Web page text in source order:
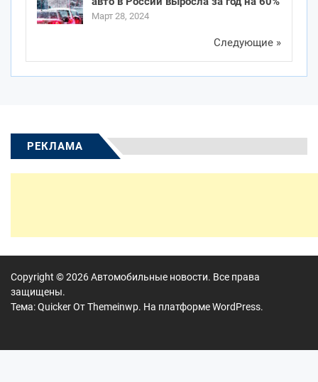
Март 28, 2024
Следующие »
РЕКЛАМА
Copyright © 2026Автомобильные новости. Все права
защищены.
Тема: Quicker ОтThemeinwp. На платформеWordPress.